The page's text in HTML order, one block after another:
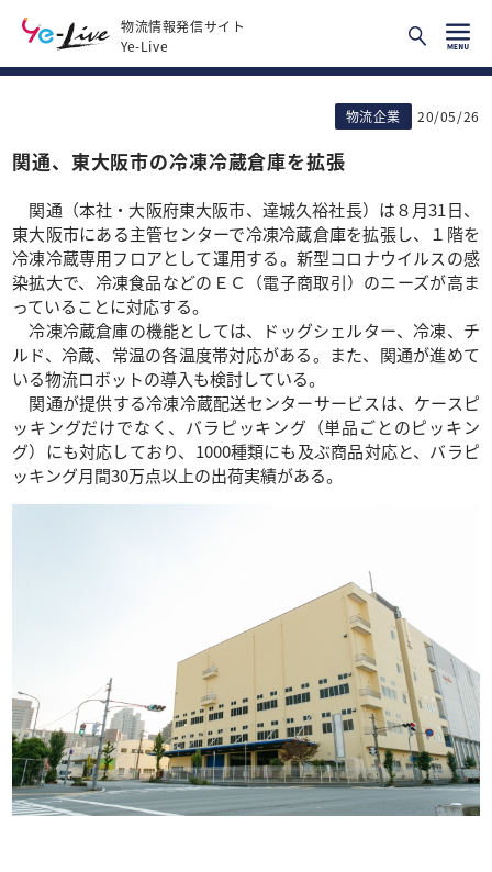
物流情報発信サイト
Ye-Live
物流企業 20/05/26
関通、東大阪市の冷凍冷蔵倉庫を拡張
関通（本社・大阪府東大阪市、達城久裕社長）は８月31日、
東大阪市にある主管センターで冷凍冷蔵倉庫を拡張し、１階を
冷凍冷蔵専用フロアとして運用する。新型コロナウイルスの感
染拡大で、冷凍食品などのＥＣ（電子商取引）のニーズが高ま
っていることに対応する。
冷凍冷蔵倉庫の機能としては、ドッグシェルター、冷凍、チ
ルド、冷蔵、常温の各温度帯対応がある。また、関通が進めて
いる物流ロボットの導入も検討している。
関通が提供する冷凍冷蔵配送センターサービスは、ケースピ
ッキングだけでなく、バラピッキング（単品ごとのピッキン
グ）にも対応しており、1000種類にも及ぶ商品対応と、バラピ
ッキング月間30万点以上の出荷実績がある。